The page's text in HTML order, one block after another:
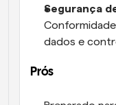
Segurança
dados e
Prós